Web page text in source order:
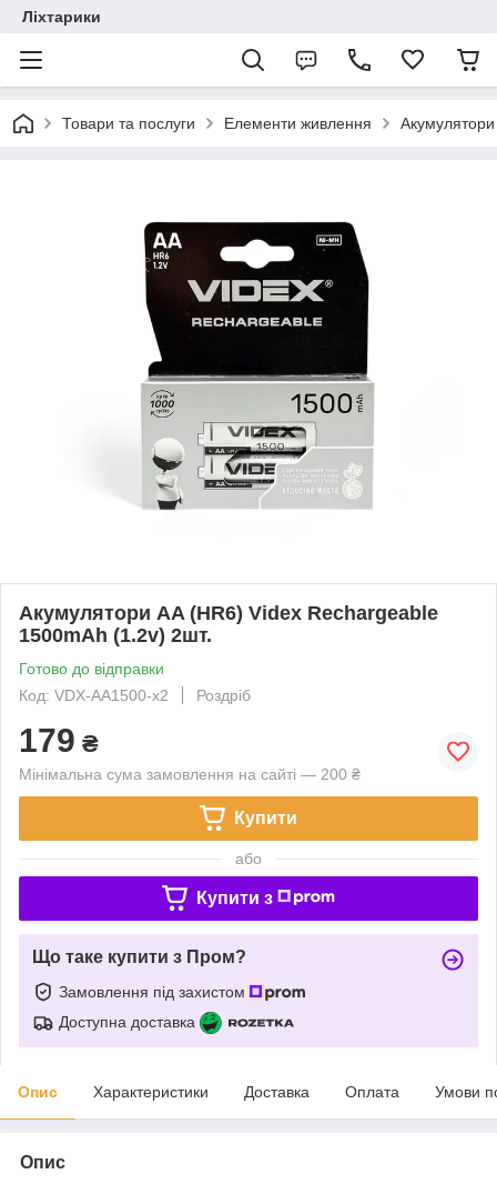
Ліхтарики
Товари та послуги Елементи живлення Акумулятори
Акумулятори AA (HR6) Videx Rechargeable
1500mAh (1.2v) 2шт.
Готово до відправки
Код: VDX-AA1500-x2
Роздріб
179 ₴
Мінімальна сума замовлення на сайті — 200 ₴
Купити
або
Купити з
Що таке купити з Пром?
Замовлення під захистом
Доступна доставка
Опис Характеристики Доставка Оплата Умови
Опис